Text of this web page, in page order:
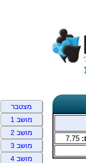
7.75
מצטבר
מושב 1
מושב 2
מושב 3
מושב 4